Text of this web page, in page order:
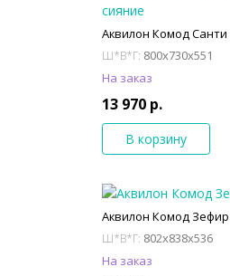
Аквилон Комод Санти
Ш*В*Г: 800x730x551
На заказ
13 970 р.
В корзину
Аквилон Комод
Ш*В*Г: 802x838x536
На заказ